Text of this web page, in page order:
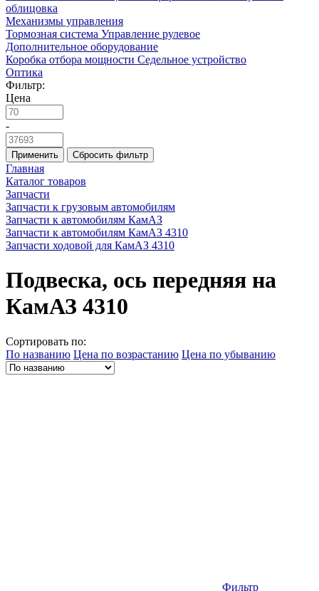
облицовка
Механизмы управления
Тормозная система Управление рулевое
Дополнительное оборудование
Коробка отбора мощности Седельное устройство
Оптика
Фильтр:
Цена
-
Применить Сбросить фильтр
Главная
Каталог товаров
Запчасти
Запчасти к грузовым автомобилям
Запчасти к автомобилям КамАЗ
Запчасти к автомобилям КамАЗ 4310
Запчасти ходовой для КамАЗ 4310
Подвеска, ось передняя на
КамАЗ 4310
Сортировать по:
По названию Цена по возрастанию Цена по убыванию
Фильтр